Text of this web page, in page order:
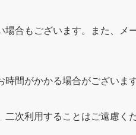
合もございます。また、メ
間がかかる場合がございま
次利用することはご遠慮くだ